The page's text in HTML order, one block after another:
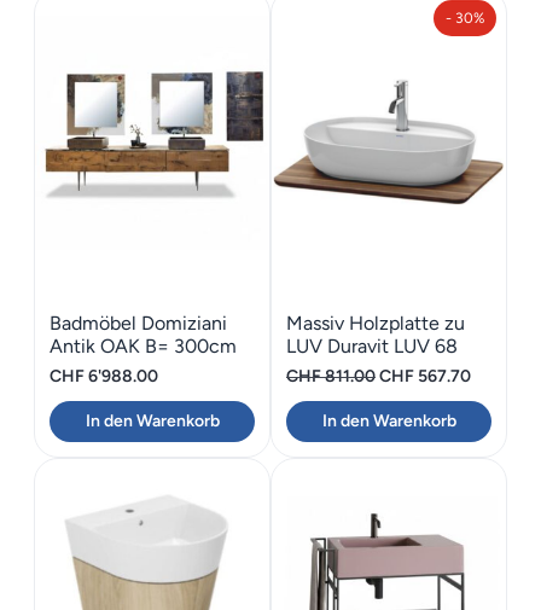
Badmöbel Domiziani
Antik OAK B= 300cm
CHF6'988.00
In den Warenkorb
- 30%
Massiv Holzplatte zu
LUV Duravit LUV 68
CHF811.00Ursprünglicher
Preis
war:
CHF 567.70Aktueller
Preis
ist:
In den Warenkorb